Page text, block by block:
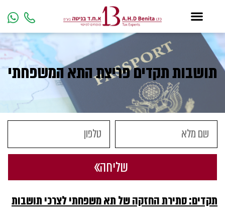
תושבות תקדים פריצת התא המשפחתי
שליחה
תקדים: סתירת החזקה של תא משפחתי לצרכי תושבות